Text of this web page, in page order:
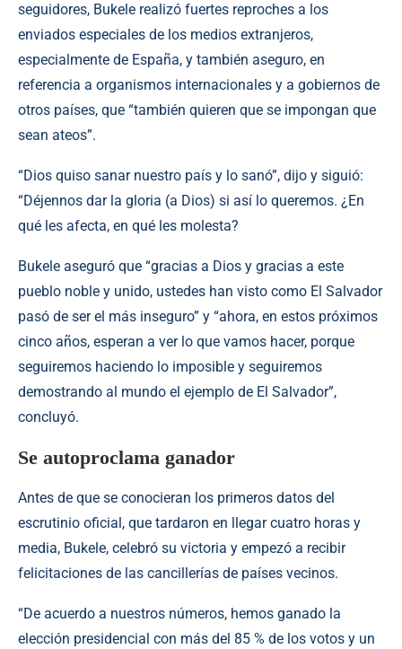
seguidores, Bukele realizó fuertes reproches a los
enviados especiales de los medios extranjeros,
especialmente de España, y también aseguro, en
referencia a organismos internacionales y a gobiernos de
otros países, que “también quieren que se impongan que
sean ateos”.
“Dios quiso sanar nuestro país y lo sanó”, dijo y siguió:
“Déjennos dar la gloria (a Dios) si así lo queremos. ¿En
qué les afecta, en qué les molesta?
Bukele aseguró que “gracias a Dios y gracias a este
pueblo noble y unido, ustedes han visto como El Salvador
pasó de ser el más inseguro” y “ahora, en estos próximos
cinco años, esperan a ver lo que vamos hacer, porque
seguiremos haciendo lo imposible y seguiremos
demostrando al mundo el ejemplo de El Salvador”,
concluyó.
Se autoproclama ganador
Antes de que se conocieran los primeros datos del
escrutinio oficial, que tardaron en llegar cuatro horas y
media, Bukele, celebró su victoria y empezó a recibir
felicitaciones de las cancillerías de países vecinos.
“De acuerdo a nuestros números, hemos ganado la
elección presidencial con más del 85 % de los votos y un